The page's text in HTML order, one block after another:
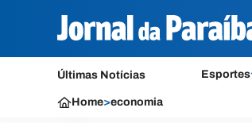
Últimas Notícias Esportes
Home>economia